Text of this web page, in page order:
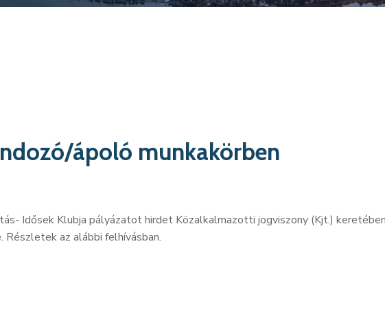
ápoló munkakörben
Idősek Klubja pályázatot hirdet Közalkalmazotti jogviszony (Kjt.) keretében
az alábbi felhívásban.